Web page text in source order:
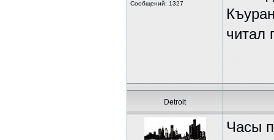
Сообщений: 1327
читал
Detroit
Часы